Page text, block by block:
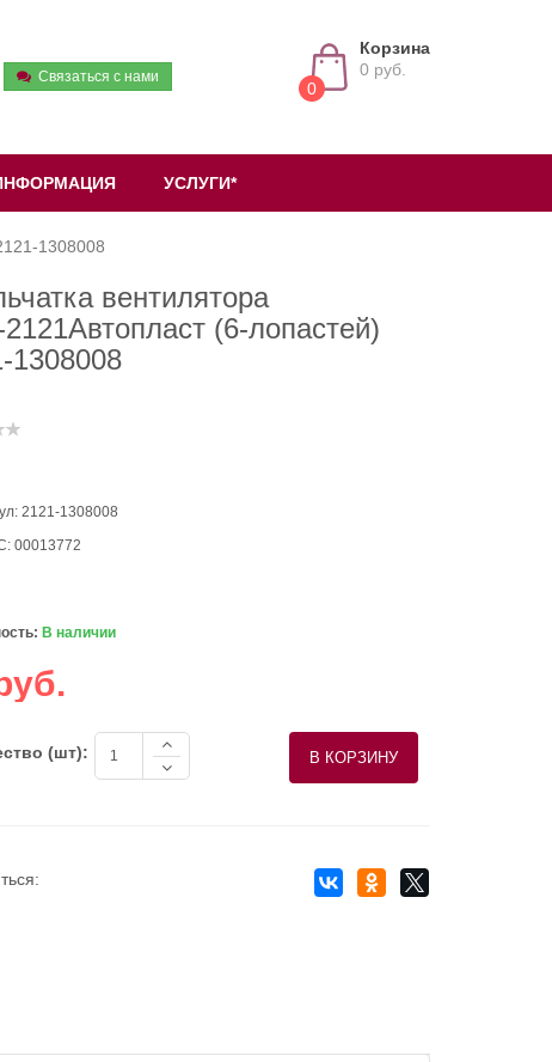
Связаться с нами
0
Корзина
0 руб.
УСЛУГИ*
1308008
вентилятора
(6-лопастей)
1308008
2121-1308008
00013772
В наличии
(шт):